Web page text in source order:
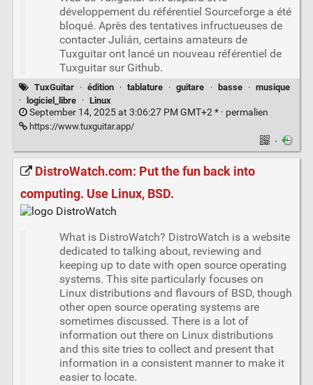
développement du référentiel Sourceforge a été
bloqué. Après des tentatives infructueuses de
contacter Julián, certains amateurs de
Tuxguitar ont lancé un nouveau référentiel de
Tuxguitar sur Github.
TuxGuitar · édition · tablature · guitare · basse · musique
· logiciel_libre · Linux
September 14, 2025 at 3:06:27 PM GMT+2 * · permalien
https://www.tuxguitar.app/
·
DistroWatch.com: Put the fun back into
computing. Use Linux, BSD.
What is DistroWatch? DistroWatch is a website
dedicated to talking about, reviewing and
keeping up to date with open source operating
systems. This site particularly focuses on
Linux distributions and flavours of BSD, though
other open source operating systems are
sometimes discussed. There is a lot of
information out there on Linux distributions
and this site tries to collect and present that
information in a consistent manner to make it
easier to locate.